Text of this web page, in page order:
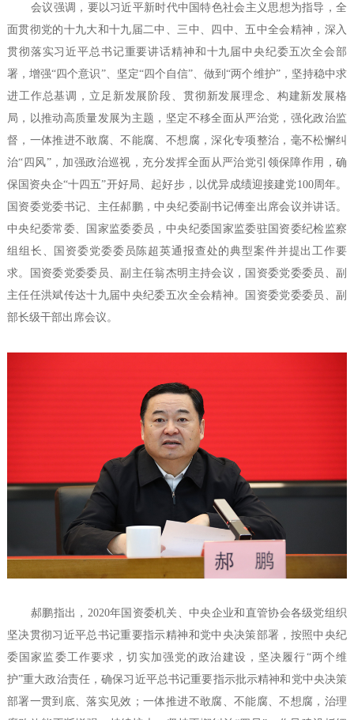
会议强调，要以习近平新时代中国特色社会主义思想为指导，全
面贯彻党的十九大和十九届二中、三中、四中、五中全会精神，深入
贯彻落实习近平总书记重要讲话精神和十九届中央纪委五次全会部
署，增强“四个意识”、坚定“四个自信”、做到“两个维护”，坚持稳中求
进工作总基调，立足新发展阶段、贯彻新发展理念、构建新发展格
局，以推动高质量发展为主题，坚定不移全面从严治党，强化政治监
督，一体推进不敢腐、不能腐、不想腐，深化专项整治，毫不松懈纠
治“四风”，加强政治巡视，充分发挥全面从严治党引领保障作用，确
保国资央企“十四五”开好局、起好步，以优异成绩迎接建党100周年。
国资委党委书记、主任郝鹏，中央纪委副书记傅奎出席会议并讲话。
中央纪委常委、国家监委委员，中央纪委国家监委驻国资委纪检监察
组组长、国资委党委委员陈超英通报查处的典型案件并提出工作要
求。国资委党委委员、副主任翁杰明主持会议，国资委党委委员、副
主任任洪斌传达十九届中央纪委五次全会精神。国资委党委委员、副
部长级干部出席会议。
郝鹏指出，2020年国资委机关、中央企业和直管协会各级党组织
坚决贯彻习近平总书记重要指示精神和党中央决策部署，按照中央纪
委国家监委工作要求，切实加强党的政治建设，坚决履行“两个维
护”重大政治责任，确保习近平总书记重要指示批示精神和党中央决策
部署一贯到底、落实见效；一体推进不敢腐、不能腐、不想腐，治理